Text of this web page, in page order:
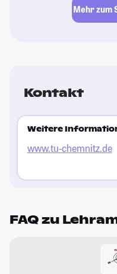
Mehr zum
Kontakt
Weitere
www.tu-chemnitz.de
FAQ zu